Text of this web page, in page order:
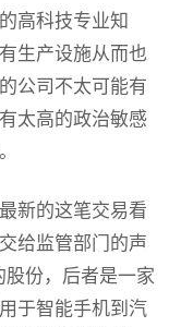
高科技专业知
生产设施从而也
公司不太可能有
太高的政治敏感
新的这笔交易看
给监管部门的声
份，后者是一家
于智能手机到汽